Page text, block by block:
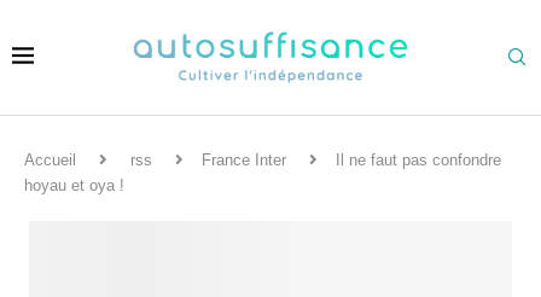
Accueil rss France Inter
Il ne faut pas confondre
hoyau et oya !